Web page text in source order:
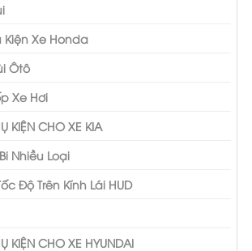
Kiện Xe Honda
Ôtô
Xe Hơi
KIỆN CHO XE KIA
Nhiều Loại
Độ Trên Kính Lái HUD
KIỆN CHO XE HYUNDAI